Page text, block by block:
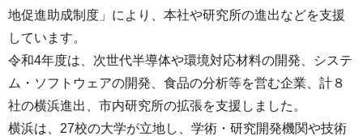
地促進助成制度」により、本社や研究所の進出などを支援
しています。
令和4年度は、次世代半導体や環境対応材料の開発、システ
ム・ソフトウェアの開発、食品の分析等を営む企業、計８
社の横浜進出、市内研究所の拡張を支援しました。
横浜は、27校の大学が立地し、学術・研究開発機関や技術